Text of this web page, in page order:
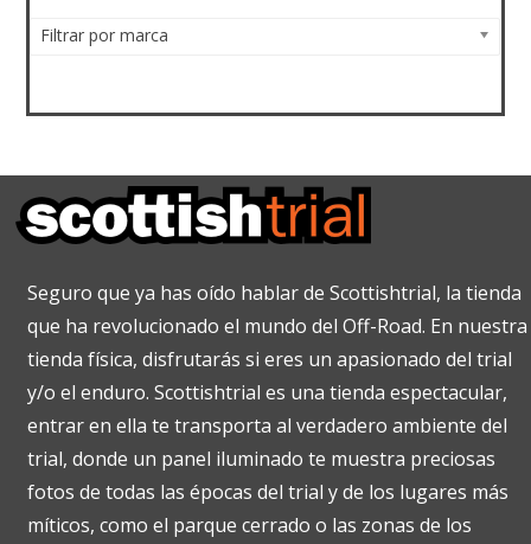
Filtrar por marca
Seguro que ya has oído hablar de Scottishtrial, la tienda
que ha revolucionado el mundo del Off-Road. En nuestra
tienda física, disfrutarás si eres un apasionado del trial
y/o el enduro. Scottishtrial es una tienda espectacular,
entrar en ella te transporta al verdadero ambiente del
trial, donde un panel iluminado te muestra preciosas
fotos de todas las épocas del trial y de los lugares más
míticos, como el parque cerrado o las zonas de los